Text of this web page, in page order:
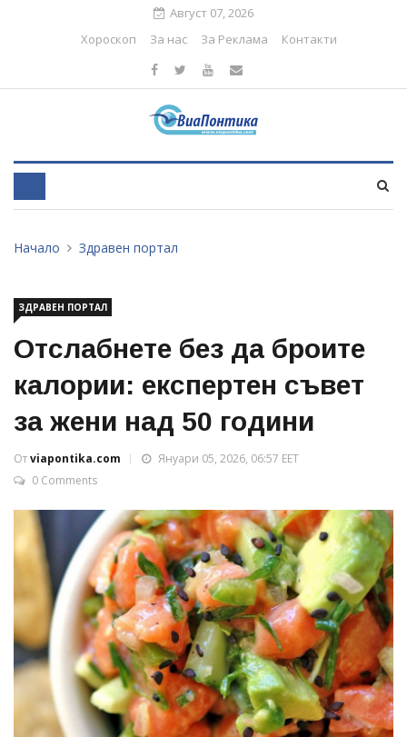
Август 07, 2026
Хороскоп
За нас За Реклама Контакти
Начало Здравен портал
ЗДРАВЕН ПОРТАЛ
Отслабнете без да броите
калории: експертен съвет
за жени над 50 години
Отviapontika.com
Януари 05, 2026, 06:57 EET
0 Comments